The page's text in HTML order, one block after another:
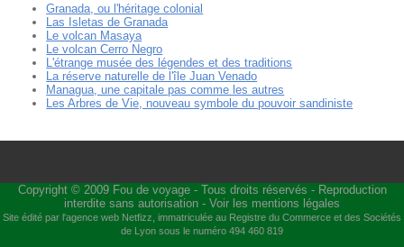
Granada, ou l'héritage colonial
Las Isletas de Granada
Le volcan Masaya
Le volcan Cerro Negro
L'étrange musée des légendes et des traditions
La réserve naturelle de l'île Juan Venado
Managua, une capitale pas comme les autres
Les Arbres de Vie, nouveau symbole du pouvoir sandiniste
Copyright © 2009 Fou de voyage- Tous droits réservés - Reproduction
interdite sans autorisation - Voir les mentions légales
Site édité par l'agence web Netfizz , immatriculée au Registre du Commerce et des Sociétés
de Lyon sous le numéro 494 460 819